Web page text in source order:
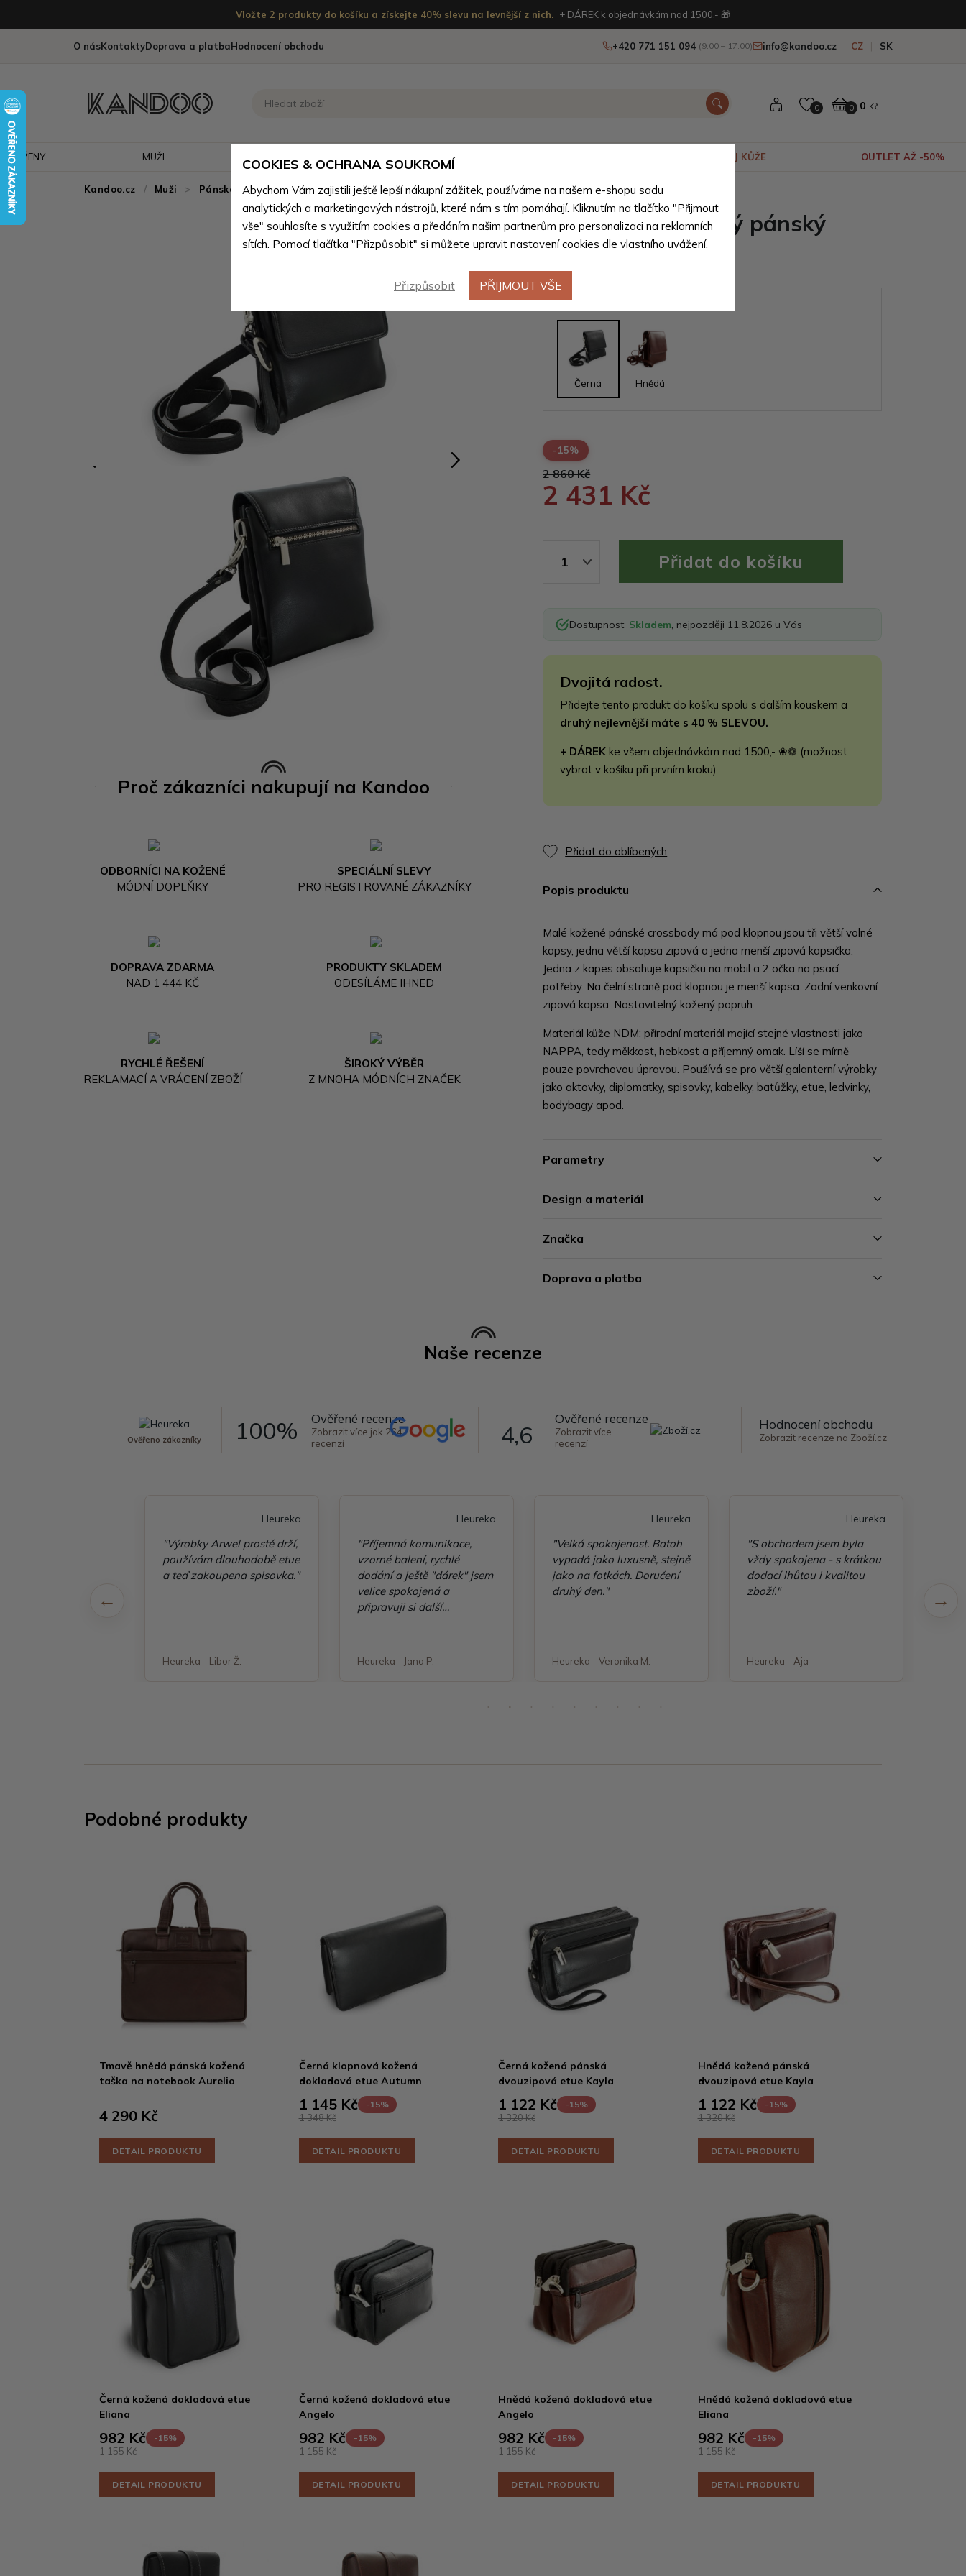
Vložte 2 produkty do košíku a získejte 40% slevu na levnější z nich. + DÁREK k objednávkám nad 1500,- 🎁
O násKontaktyDoprava a platbaHodnocení obchodu +420 771 151 094 (9:00 – 17:00) info@kandoo.cz CZ SK
0 0 0 Kč
ŽENY MUŽI VÝPRODEJ KŮŽE OUTLET AŽ -50%
Kandoo.cz Muži > Pánské tašky > Pánské tašky podle materiálu > Pánské tašky z přírodní pravé kůže
Proč zákazníci nakupují na Kandoo
ODBORNÍCI NA KOŽENÉ
MÓDNÍ DOPLŇKY
SPECIÁLNÍ SLEVY
PRO REGISTROVANÉ ZÁKAZNÍKY
DOPRAVA ZDARMA
NAD 1 444 KČ
PRODUKTY SKLADEM
ODESÍLÁME IHNED
RYCHLÉ ŘEŠENÍ
REKLAMACÍ A VRÁCENÍ ZBOŽÍ
ŠIROKÝ VÝBĚR
Z MNOHA MÓDNÍCH ZNAČEK
Černý malý kožený pánský
crossbag Giselle
Barevné varianty
Černá Hnědá
-15%
2 860 Kč
2 431 Kč
1
Dostupnost: Skladem , nejpozději 11.8.2026 u Vás
Dvojitá radost.
Přidejte tento produkt do košíku spolu s dalším kouskem a
druhý nejlevnější máte s 40 % SLEVOU.
+ DÁREK ke všem objednávkám nad 1500,- ❀❁ (možnost
vybrat v košíku při prvním kroku)
Přidat do oblíbených
Popis produktu
Malé kožené pánské crossbody má pod klopnou jsou tři větší volné
kapsy, jedna větší kapsa zipová a jedna menší zipová kapsička.
Jedna z kapes obsahuje kapsičku na mobil a 2 očka na psací
potřeby. Na čelní straně pod klopnou je menší kapsa. Zadní venkovní
zipová kapsa. Nastavitelný kožený popruh.
Materiál kůže NDM: přírodní materiál mající stejné vlastnosti jako
NAPPA, tedy měkkost, hebkost a příjemný omak. Líší se mírně
pouze povrchovou úpravou. Používá se pro větší galanterní výrobky
jako aktovky, diplomatky, spisovky, kabelky, batůžky, etue, ledvinky,
bodybagy apod.
Parametry
Design a materiál
Značka
Doprava a platba
Naše recenze
Ověřeno zákazníky 100% Ověřené recenze
Zobrazit více jak 264
recenzí
4,6
Ověřené recenze
Zobrazit více
recenzí
Hodnocení obchodu
Zobrazit recenze na Zboží.cz
Heureka
"Výrobky Arwel prostě drží,
používám dlouhodobě etue
a teď zakoupena spisovka."
Heureka - Libor Ž.
Heureka
"Příjemná komunikace,
vzorné balení, rychlé
dodání a ještě "dárek" jsem
velice spokojená a
připravuji si další
Heureka - Jana P.
Heureka
"Velká spokojenost. Batoh
vypadá jako luxusně, stejně
jako na fotkách. Doručení
druhý den."
Heureka - Veronika M.
Heureka
"S obchodem jsem byla
vždy spokojena - s krátkou
dodací lhůtou i kvalitou
zboží."
Heureka - Aja
Podobné produkty
Tmavě hnědá pánská kožená
taška na notebook Aurelio
4 290 Kč
DETAIL PRODUKTU
Černá klopnová kožená
dokladová etue Autumn
1 145 Kč -15%
1 348 Kč
DETAIL PRODUKTU
Černá kožená pánská
dvouzipová etue Kayla
1 122 Kč -15%
1 320 Kč
DETAIL PRODUKTU
Hnědá kožená pánská
dvouzipová etue Kayla
1 122 Kč -15%
1 320 Kč
DETAIL PRODUKTU
Černá kožená dokladová etue
Eliana
982 Kč -15%
1 155 Kč
DETAIL PRODUKTU
Černá kožená dokladová etue
Angelo
982 Kč -15%
1 155 Kč
DETAIL PRODUKTU
Hnědá kožená dokladová etue
Angelo
982 Kč -15%
1 155 Kč
DETAIL PRODUKTU
Hnědá kožená dokladová etue
Eliana
982 Kč -15%
1 155 Kč
DETAIL PRODUKTU
COOKIES & OCHRANA SOUKROMÍ
Abychom Vám zajistili ještě lepší nákupní zážitek, používáme na našem e-shopu sadu
analytických a marketingových nástrojů, které nám s tím pomáhají. Kliknutím na tlačítko "Přijmout
vše" souhlasíte s využitím cookies a předáním našim partnerům pro personalizaci na reklamních
sítích. Pomocí tlačítka "Přizpůsobit" si můžete upravit nastavení cookies dle vlastního uvážení.
Přizpůsobit PŘIJMOUT VŠE